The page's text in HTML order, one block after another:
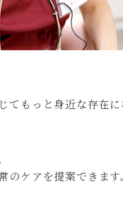
てもっと身近な存在
ケアを提案できます